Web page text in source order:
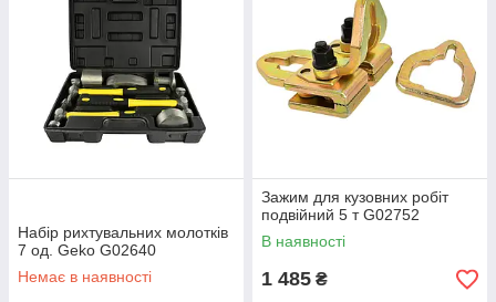
Набір рихтувальних молотків
7 од. Geko G02640
Немає в наявності
Зажим для кузовних робіт
подвійний 5 т G02752
В наявності
1 485 ₴